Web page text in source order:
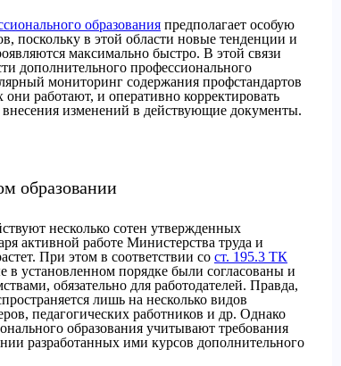
образования предполагает особую
поскольку в этой области новые тенденции и
максимально быстро. В этой связи
дополнительного профессионального
мониторинг содержания профстандартов
работают, и оперативно корректировать
изменений в действующие документы.
образовании
несколько сотен утвержденных
активной работе Министерства труда и
При этом в соответствии со ст. 195.3 ТК
в установленном порядке были согласованы и
обязательно для работодателей. Правда,
лишь на несколько видов
педагогических работников и др. Однако
образования учитывают требования
разработанных ими курсов дополнительного